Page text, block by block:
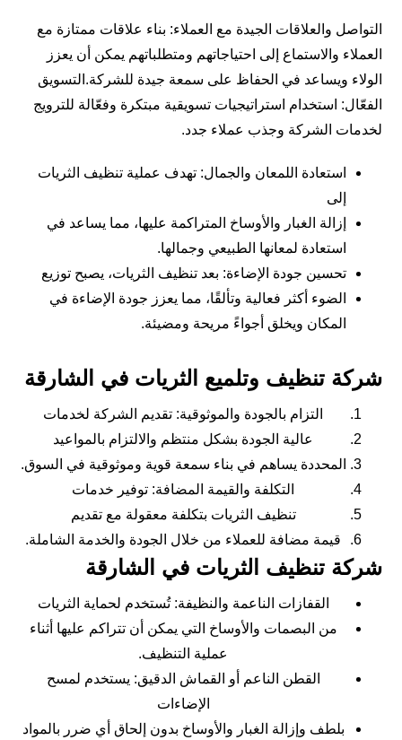
التواصل والعلاقات الجيدة مع العملاء: بناء علاقات ممتازة مع
العملاء والاستماع إلى احتياجاتهم ومتطلباتهم يمكن أن يعزز
الولاء ويساعد في الحفاظ على سمعة جيدة للشركة.التسويق
الفعّال: استخدام استراتيجيات تسويقية مبتكرة وفعّالة للترويج
لخدمات الشركة وجذب عملاء جدد.
استعادة اللمعان والجمال: تهدف عملية تنظيف الثريات
إلى
إزالة الغبار والأوساخ المتراكمة عليها، مما يساعد في
استعادة لمعانها الطبيعي وجمالها.
تحسين جودة الإضاءة: بعد تنظيف الثريات، يصبح توزيع
الضوء أكثر فعالية وتألقًا، مما يعزز جودة الإضاءة في
المكان ويخلق أجواءً مريحة ومضيئة.
شركة تنظيف وتلميع الثريات في الشارقة
التزام بالجودة والموثوقية: تقديم الشركة لخدمات
عالية الجودة بشكل منتظم والالتزام بالمواعيد
المحددة يساهم في بناء سمعة قوية وموثوقية في السوق.
التكلفة والقيمة المضافة: توفير خدمات
تنظيف الثريات بتكلفة معقولة مع تقديم
قيمة مضافة للعملاء من خلال الجودة والخدمة الشاملة.
شركة تنظيف الثريات في الشارقة
القفازات الناعمة والنظيفة: تُستخدم لحماية الثريات
من البصمات والأوساخ التي يمكن أن تتراكم عليها أثناء
عملية التنظيف.
القطن الناعم أو القماش الدقيق: يستخدم لمسح
الإضاءات
بلطف وإزالة الغبار والأوساخ بدون إلحاق أي ضرر بالمواد